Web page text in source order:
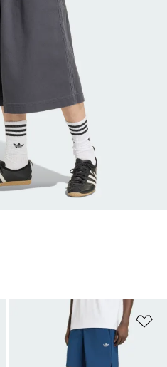
Přidat do seznamu přání